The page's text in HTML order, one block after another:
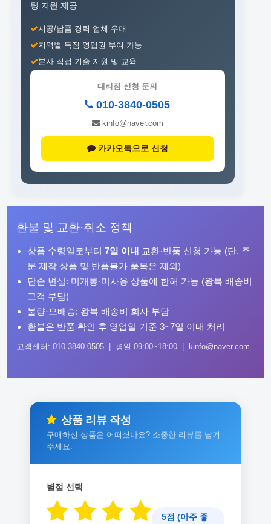
팅 지원 제공
시공/납품 경력 업체 우대
지역별 독점 영업권 부여 가능
본사 직접 기술 지원 및 교육
대리점 신청 문의
010-3840-0505
kinfo@naver.com
카카오톡으로 신청
환불 및 교환·취소 정책
상품 수령일로부터 7일 이내 교환·반품 신청 가능 (단, 주
문 제작 상품 및 반품불가 품목은 제외)
단순 변심: 미개봉·미사용 상품에 한해 가능 (왕복 배송비
고객 부담)
불량·오배송: 왕복 배송비 회사 부담
환불은 반품 확인 후 영업일 기준 3~7일 이내 처리
고객센터: 010-3840-0505 | 평일 09:00~18:00 | kinfo@naver.com
상품 리뷰 작성
구매하신 상품은 어떠셨나요? 소중한 리뷰를 남겨
주세요.
별점 선택
5점 (아주 좋